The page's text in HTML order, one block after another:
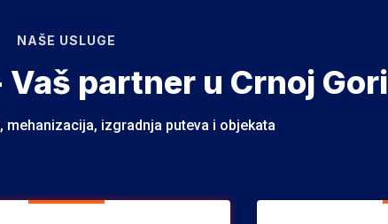
NAŠE USLUGE
partner u Crnoj Gori
mehanizacija, izgradnja puteva i objekata